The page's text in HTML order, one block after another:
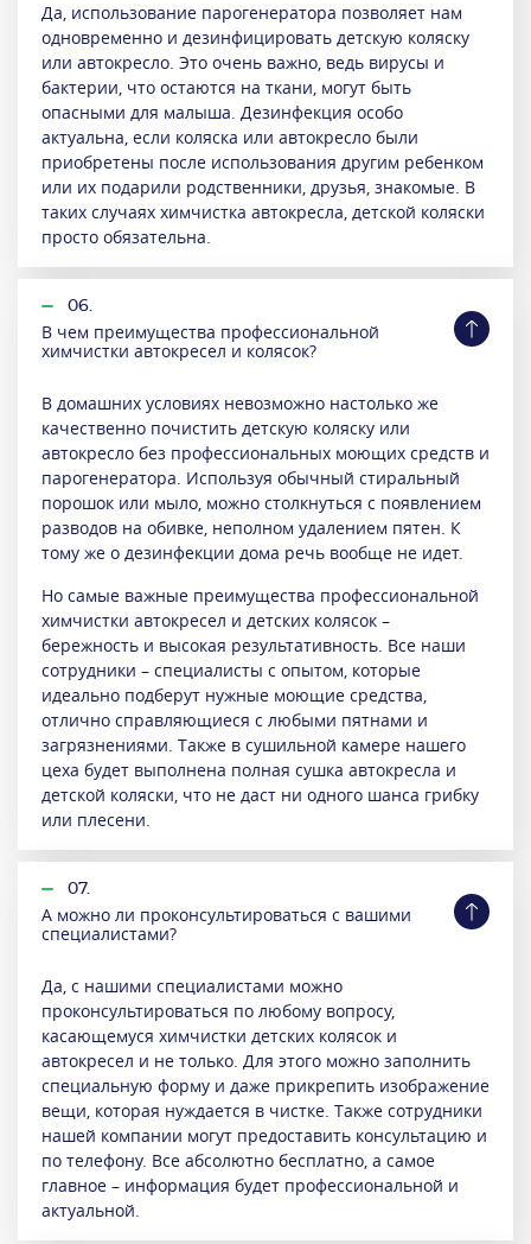
Да, использование парогенератора позволяет нам
одновременно и дезинфицировать детскую коляску
или автокресло. Это очень важно, ведь вирусы и
бактерии, что остаются на ткани, могут быть
опасными для малыша. Дезинфекция особо
актуальна, если коляска или автокресло были
приобретены после использования другим ребенком
или их подарили родственники, друзья, знакомые. В
таких случаях химчистка автокресла, детской коляски
просто обязательна.
06.
В чем преимущества профессиональной
химчистки автокресел и колясок?
В домашних условиях невозможно настолько же
качественно почистить детскую коляску или
автокресло без профессиональных моющих средств и
парогенератора. Используя обычный стиральный
порошок или мыло, можно столкнуться с появлением
разводов на обивке, неполном удалением пятен. К
тому же о дезинфекции дома речь вообще не идет.
Но самые важные преимущества профессиональной
химчистки автокресел и детских колясок –
бережность и высокая результативность. Все наши
сотрудники – специалисты с опытом, которые
идеально подберут нужные моющие средства,
отлично справляющиеся с любыми пятнами и
загрязнениями. Также в сушильной камере нашего
цеха будет выполнена полная сушка автокресла и
детской коляски, что не даст ни одного шанса грибку
или плесени.
07.
А можно ли проконсультироваться с вашими
специалистами?
Да, с нашими специалистами можно
проконсультироваться по любому вопросу,
касающемуся химчистки детских колясок и
автокресел и не только. Для этого можно заполнить
специальную форму и даже прикрепить изображение
вещи, которая нуждается в чистке. Также сотрудники
нашей компании могут предоставить консультацию и
по телефону. Все абсолютно бесплатно, а самое
главное – информация будет профессиональной и
актуальной.